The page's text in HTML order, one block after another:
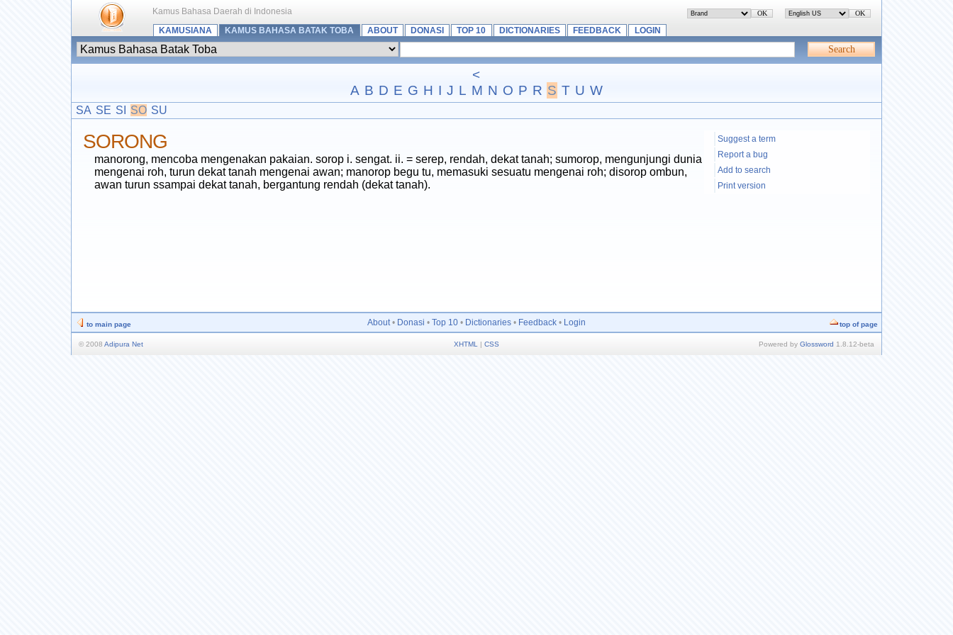
Kamus Bahasa Daerah di Indonesia
KAMUSIANA
KAMUS BAHASA BATAK TOBA ABOUT DONASI TOP 10 DICTIONARIES FEEDBACK LOGIN
<
A B D E G H I J L M N O P R S T U W
SA SE SI SO SU
Suggest a term
Report a bug
Add to search
Print version
SORONG
manorong, mencoba mengenakan pakaian. sorop i. sengat. ii. = serep, rendah, dekat tanah; sumorop, mengunjungi dunia
mengenai roh, turun dekat tanah mengenai awan; manorop begu tu, memasuki sesuatu mengenai roh; disorop ombun,
awan turun ssampai dekat tanah, bergantung rendah (dekat tanah).
to main page About• Donasi • Top 10• Dictionaries• Feedback• Login top of page
© 2008 Adipura Net XHTML | CSS Powered by Glossword 1.8.12-beta